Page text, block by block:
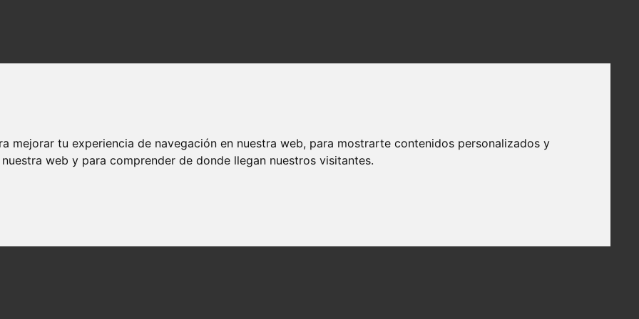
mejorar tu experiencia de navegación en nuestra web, para mostrarte contenidos personalizados y
web y para comprender de donde llegan nuestros visitantes.